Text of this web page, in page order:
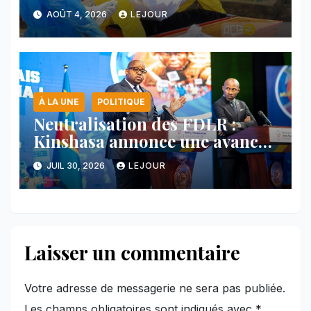
nord-est du pays
AOÛT 4, 2026 LEJOUR
À LA UNE POLITIQUE
Neutralisation des FDLR :
Kinshasa annonce une avancée
majeure et maintient sa ligne
face au Rwanda
JUIL 30, 2026 LEJOUR
Laisser un commentaire
Votre adresse de messagerie ne sera pas publiée.